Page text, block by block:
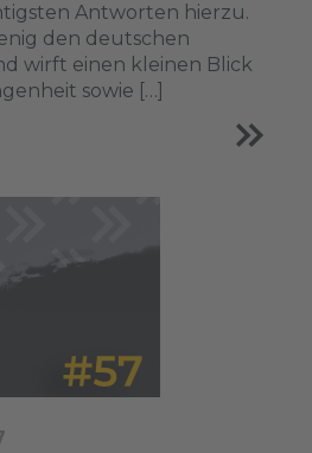
Antworten hierzu.
den deutschen
wirft einen kleinen Blick
sowie […]